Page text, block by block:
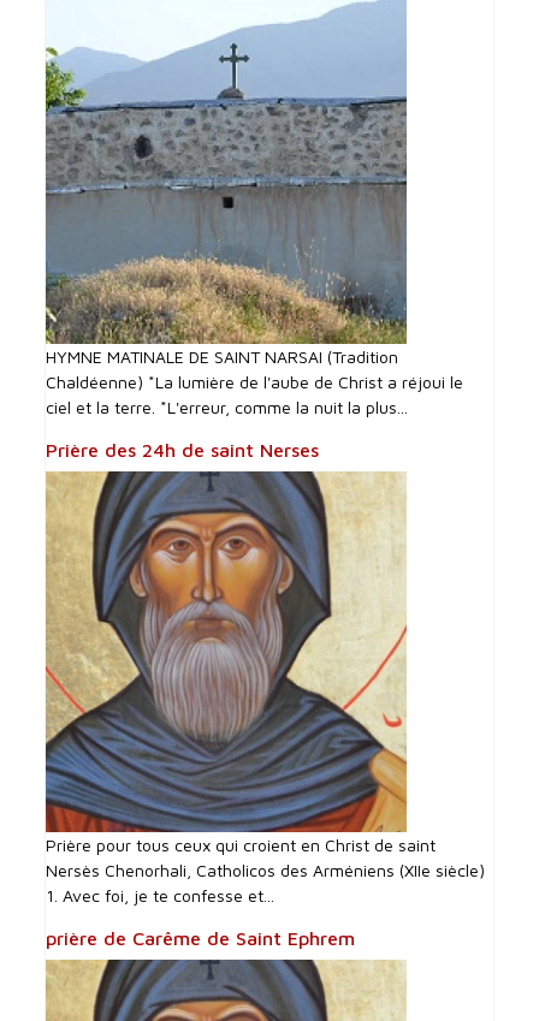
HYMNE MATINALE DE SAINT NARSAI (Tradition
Chaldéenne) *La lumière de l'aube de Christ a réjoui le
ciel et la terre. *L'erreur, comme la nuit la plus...
Prière des 24h de saint Nerses
Prière pour tous ceux qui croient en Christ de saint
Nersès Chenorhali, Catholicos des Arméniens (XIIe siècle)
1. Avec foi, je te confesse et...
prière de Carême de Saint Ephrem